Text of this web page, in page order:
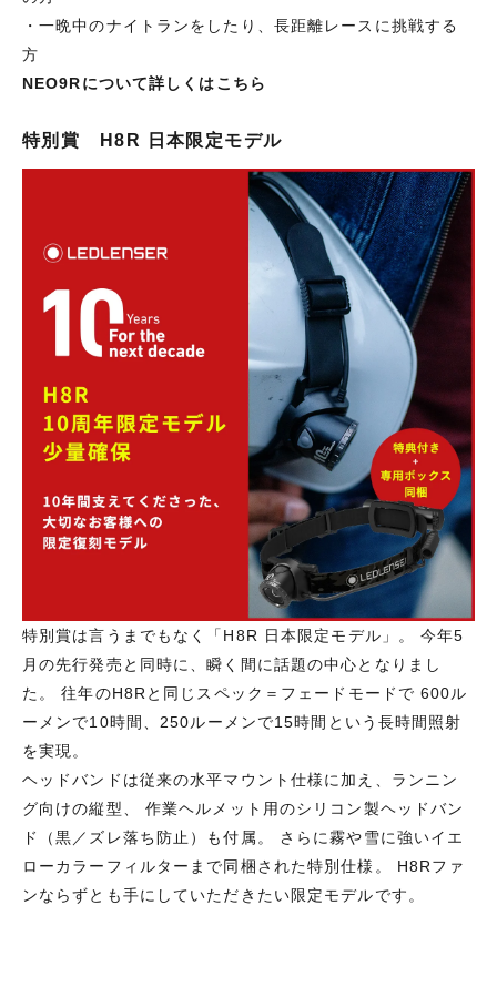
・一晩中のナイトランをしたり、長距離レースに挑戦する
方
NEO9Rについて詳しくはこちら
特別賞 H8R 日本限定モデル
特別賞は言うまでもなく「H8R 日本限定モデル」。 今年5
月の先行発売と同時に、瞬く間に話題の中心となりまし
た。 往年のH8Rと同じスペック＝フェードモードで 600ル
ーメンで10時間、250ルーメンで15時間という長時間照射
を実現。
ヘッドバンドは従来の水平マウント仕様に加え、ランニン
グ向けの縦型、 作業ヘルメット用のシリコン製ヘッドバン
ド（黒／ズレ落ち防止）も付属。 さらに霧や雪に強いイエ
ローカラーフィルターまで同梱された特別仕様。 H8Rファ
ンならずとも手にしていただきたい限定モデルです。